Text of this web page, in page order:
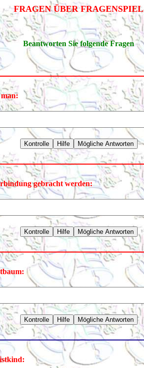
FRAGEN ÜBER FRAGENSPIEL
Beantworten Sie folgende Fragen
gebracht werden: